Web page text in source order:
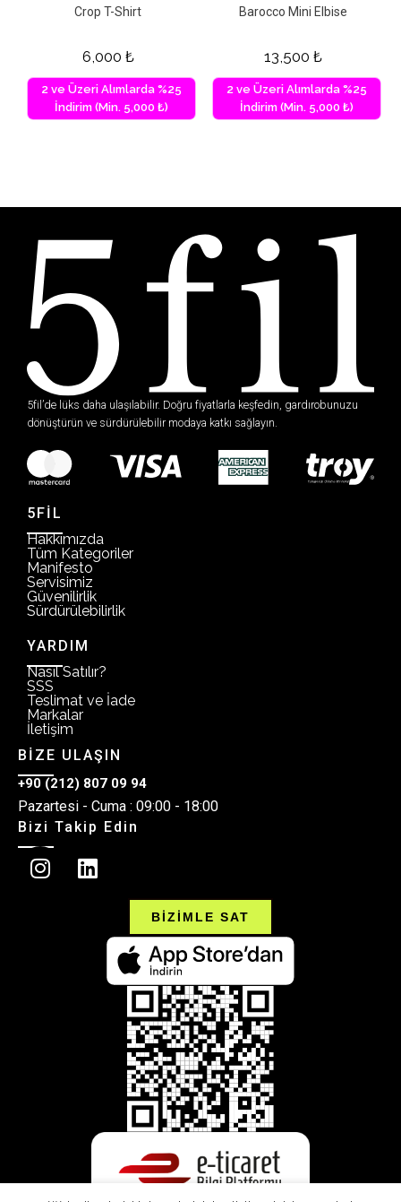
Crop T-Shirt
6,000 ₺
2 ve Üzeri Alımlarda %25
İndirim (Min. 5,000 ₺)
Barocco Mini Elbise
13,500 ₺
2 ve Üzeri Alımlarda %25
İndirim (Min. 5,000 ₺)
5fil’de lüks daha ulaşılabilir. Doğru fiyatlarla keşfedin, gardırobunuzu
dönüştürün ve sürdürülebilir modaya katkı sağlayın.
5FİL
Hakkımızda
Tüm Kategoriler
Manifesto
Servisimiz
Güvenilirlik
Sürdürülebilirlik
YARDIM
Nasıl Satılır?
SSS
Teslimat ve İade
Markalar
İletişim
BİZE ULAŞIN
+90 (212) 807 09 94
Pazartesi - Cuma : 09:00 - 18:00
Bizi Takip Edin
BİZİMLE SAT